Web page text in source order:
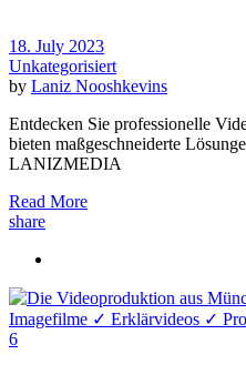
18. July 2023
Unkategorisiert
by Laniz Nooshkevins
Entdecken Sie professionelle
bieten maßgeschneiderte
LANIZMEDIA
Read More
share